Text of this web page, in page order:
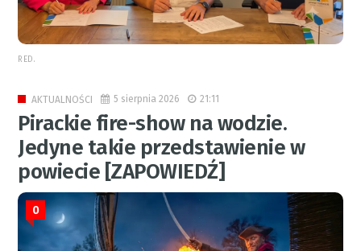
RED.
AKTUALNOŚCI 5 sierpnia 2026 21:11
Pirackie fire-show na wodzie.
Jedyne takie przedstawienie w
powiecie [ZAPOWIEDŹ]
0